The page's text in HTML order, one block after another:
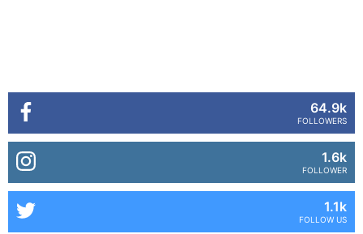
64.9k
FOLLOWERS
1.6k
FOLLOWER
1.1k
FOLLOW US